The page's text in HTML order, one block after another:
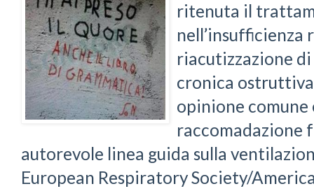
ritenuta il
nell’insufficienza
riacutizzazione
cronica ostruttiva
opinione comune
raccomadazione
autorevole linea guida sulla
European Respiratory Society/